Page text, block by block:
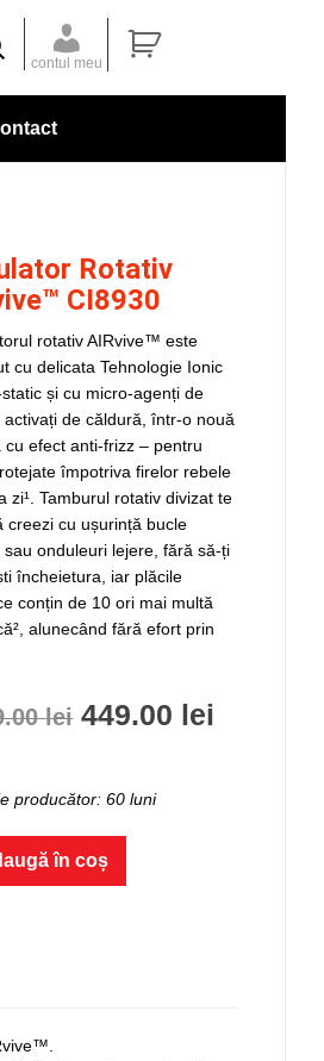
contul meu
Rotativ
CI8930
rotativ AIRvive™ este
cu delicata Tehnologie Ionic
și cu micro-agenți de
de căldură, într-o nouă
cu efect anti-frizz – pentru
împotriva firelor rebele
zi¹. Tamburul rotativ divizat te
creezi cu ușurință bucle
sau onduleuri lejere, fără să-ți
încheietura, iar plăcile
conțin de 10 ori mai multă
alunecând fără efort prin
lei Prețul
a
fost:
449.00 lei
producător: 60 luni
în coș